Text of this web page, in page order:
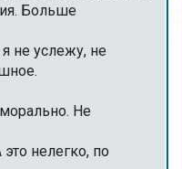
Больше
не услежу, не
Не
нелегко, по